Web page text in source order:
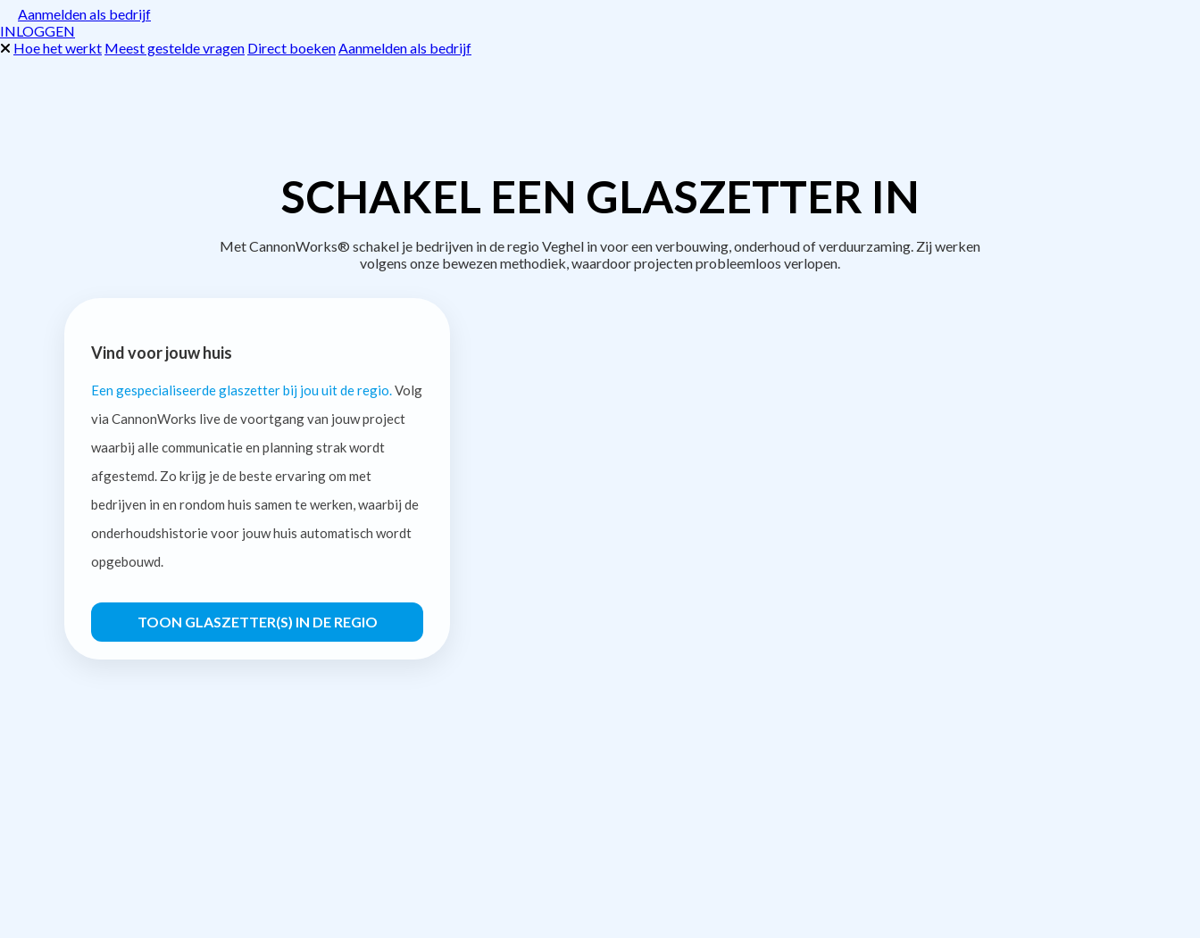
Aanmelden als bedrijf
INLOGGEN
Hoe het werkt Meest gestelde vragen Direct boekenAanmelden als bedrijf
SCHAKEL EEN GLASZETTER IN
Met CannonWorks® schakel je bedrijven in de regio Veghel in voor een verbouwing, onderhoud of verduurzaming. Zij werken
volgens onze bewezen methodiek, waardoor projecten probleemloos verlopen.
Vind voor jouw huis
Een gespecialiseerde glaszetter bij jou uit de regio. Volg
via CannonWorks live de voortgang van jouw project
waarbij alle communicatie en planning strak wordt
afgestemd. Zo krijg je de beste ervaring om met
bedrijven in en rondom huis samen te werken, waarbij de
onderhoudshistorie voor jouw huis automatisch wordt
opgebouwd.
TOON GLASZETTER(S) IN DE REGIO